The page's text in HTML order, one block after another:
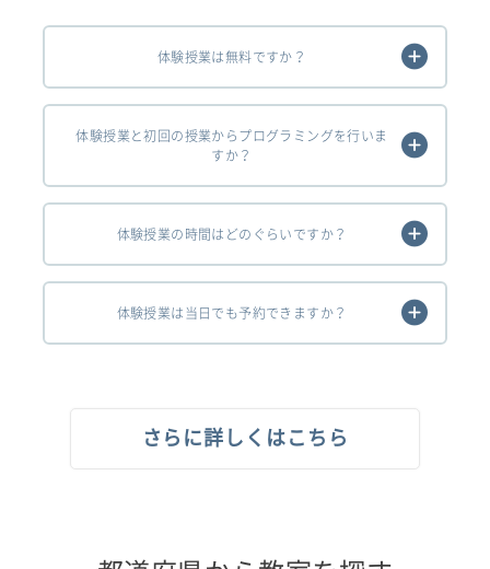
体験授業は無料ですか？
体験授業と初回の授業からプログラミングを行いま
すか？
体験授業の時間はどのぐらいですか？
体験授業は当日でも予約できますか？
さらに詳しくはこちら